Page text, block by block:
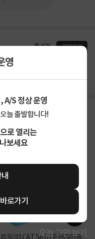
영
A/S 정상 운영
늘 출발합니다!
로 열리는
보세요
로가기
오늘 그만 보기
총 0건 문의하기
니다.